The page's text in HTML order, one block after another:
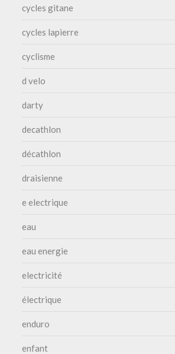
cycles gitane
cycles lapierre
cyclisme
d velo
darty
decathlon
décathlon
draisienne
e electrique
eau
eau energie
electricité
électrique
enduro
enfant